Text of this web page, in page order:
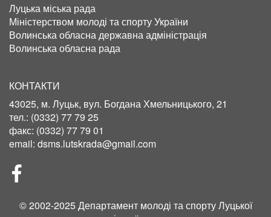
Луцька міська рада
Міністерством молоді та спорту України
Волинська обласна державна адміністрація
Волинська обласна рада
КОНТАКТИ
43025, м. Луцьк, вул. Богдана Хмельницького, 21
тел.: (0332) 77 79 25
факс: (0332) 77 79 01
email: dsms.lutskrada@gmail.com
СОЦІЛЬНІ
МЕРЕЖІ
© 2002-2025 Департамент молоді та спорту Луцької